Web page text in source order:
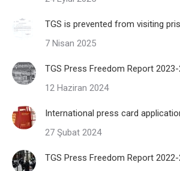
TGS is prevented from visiting
7 Nisan 2025
TGS Press Freedom Report
12 Haziran 2024
International press card
27 Şubat 2024
TGS Press Freedom Report